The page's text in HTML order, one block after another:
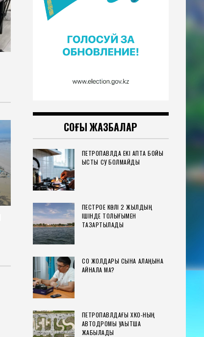
СОҢҒЫ ЖАЗБАЛАР
ПЕТРОПАВЛДА ЕКІ АПТА БОЙЫ
ЫСТЫҚ СУ БОЛМАЙДЫ
ПЕСТРОЕ КӨЛІ 2 ЖЫЛДЫҢ
ІШІНДЕ ТОЛЫҒЫМЕН
ТАЗАРТЫЛАДЫ
СҚО ЖОЛДАРЫ СЫНАҚ АЛАҢЫНА
АЙНАЛА МА?
ПЕТРОПАВЛДАҒЫ ХҚКО-НЫҢ
АВТОДРОМЫ УАҚЫТША
ЖАБЫЛАДЫ